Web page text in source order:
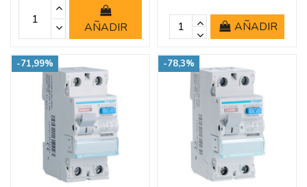
AÑADIR AÑADIR
-71,99% -78,3%